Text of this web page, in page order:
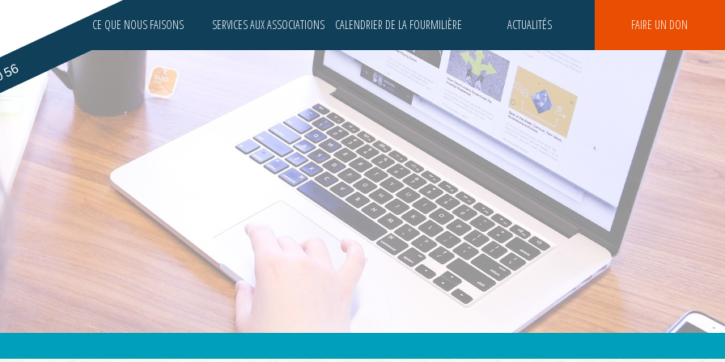
CE QUE NOUS FAISONS SERVICES AUX ASSOCIATIONS CALENDRIER DE LA FOURMILIÈRE ACTUALITÉS FAIRE UN DON